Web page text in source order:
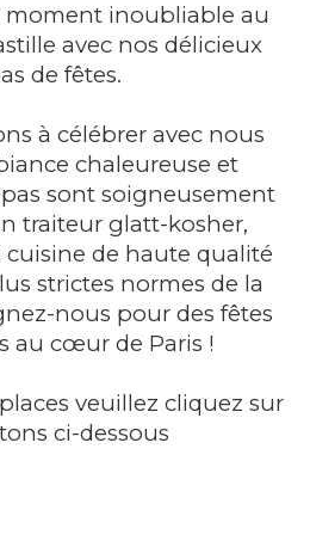
moment inoubliable au
avec nos délicieux
de fêtes.
à célébrer avec nous
chaleureuse et
sont soigneusement
traiteur glatt-kosher,
de haute qualité
strictes normes de la
nous pour des fêtes
au cœur de Paris !
veuillez cliquez sur
ci-dessous